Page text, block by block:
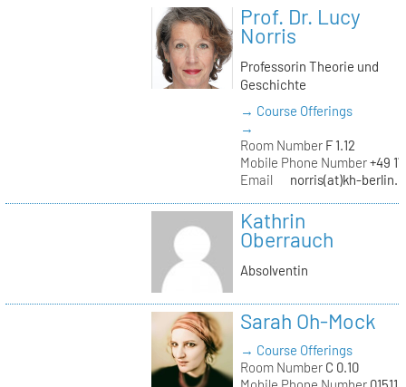
Prof. Dr. Lucy
Norris
Professorin Theorie und
Geschichte
→ Course Offerings
→
Room NumberF 1.12
Mobile Phone Number+49
Email
norris(at)kh-
Kathrin
Oberrauch
Absolventin
Sarah Oh-Mock
→ Course Offerings
Room NumberC 0.10